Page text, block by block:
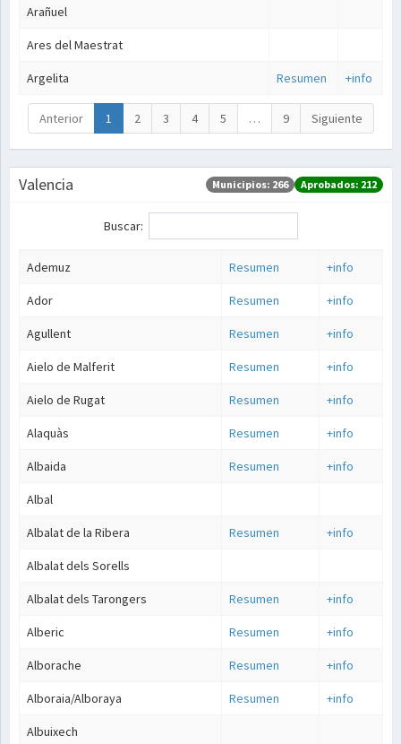
Arañuel
Ares del Maestrat
Argelita Resumen +info
Anterior 1 2 3 4 5 … 9 Siguiente
Valencia Aprobados: 212
Municipios: 266
Buscar:
Ademuz Resumen +info
Ador Resumen +info
Agullent Resumen +info
Aielo de Malferit Resumen +info
Aielo de Rugat Resumen +info
Alaquàs Resumen +info
Albaida Resumen +info
Albal
Albalat de la Ribera Resumen +info
Albalat dels Sorells
Albalat dels Tarongers Resumen +info
Alberic Resumen +info
Alborache Resumen +info
Alboraia/Alboraya Resumen +info
Albuixech